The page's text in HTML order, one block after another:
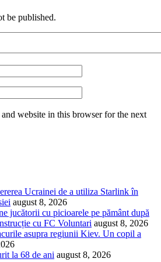
be published.
website in this browser for the next
Ucrainei de a utiliza Starlink în
august 8, 2026
jucătorii cu picioarele pe pământ după
cu FC Voluntari august 8, 2026
asupra regiunii Kiev. Un copil a
la 68 de ani august 8, 2026